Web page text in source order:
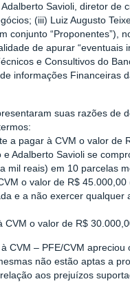
Savioli, diretor de
(iii) Luiz Augusto
conjunto “Proponentes”),
de apurar “eventuais
e Consultivos do
informações Financeiras
suas razões de
a pagar à CVM o valor de
Adalberto Savioli se
mil reais) em 10 parcelas
o valor de R$
e a não exercer
o valor de R$
CVM – PFE/CVM
não estão aptas a
aos prejuízos